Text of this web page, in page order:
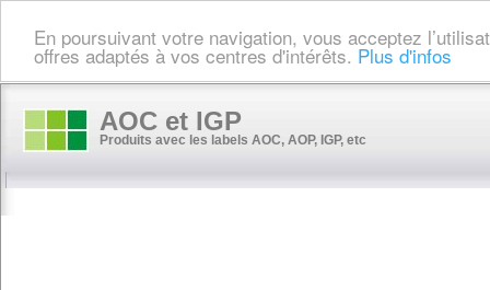
En poursuivant votre navigation, vous acceptez
offres adaptés à vos centres d'intérêts. Plus d'infos
AOC et IGP
Produits avec les labels AOC, AOP, IGP, etc